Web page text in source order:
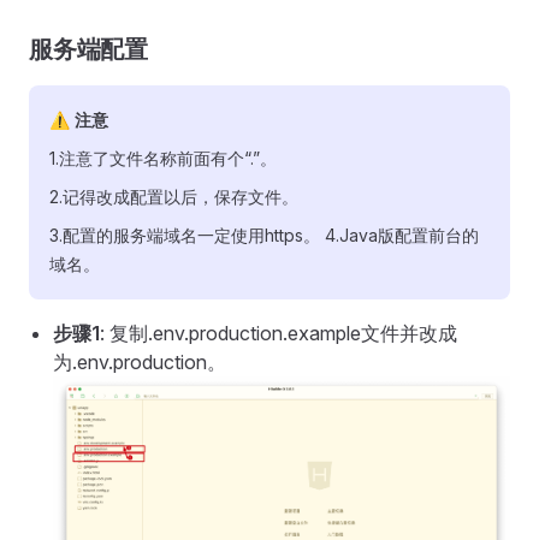
服务端配置
⚠ 注意
1.注意了文件名称前面有个“.”。
2.记得改成配置以后，保存文件。
3.配置的服务端域名一定使用https。 4.Java版配置前台的
域名。
步骤1: 复制.env.production.example文件并改成
为.env.production。